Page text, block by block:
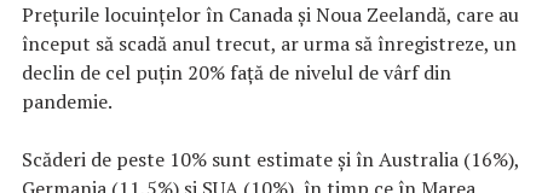
Preţurile locuinţelor în Canada şi Noua Zeelandă, care au
început să scadă anul trecut, ar urma să înregistreze, un
declin de cel puţin 20% faţă de nivelul de vârf din
pandemie.
Scăderi de peste 10% sunt estimate şi în Australia (16%),